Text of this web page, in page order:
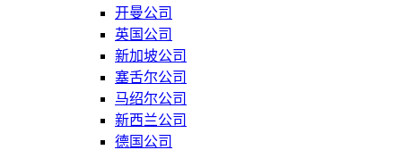
开曼公司
英国公司
新加坡公司
塞舌尔公司
马绍尔公司
新西兰公司
德国公司